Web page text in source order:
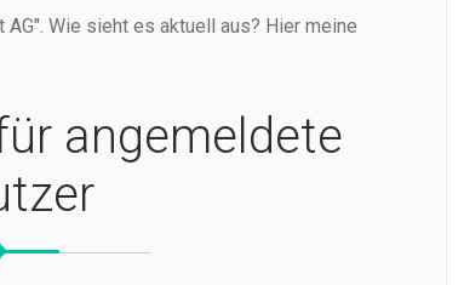
Wie sieht es aktuell aus? Hier meine
angemeldete